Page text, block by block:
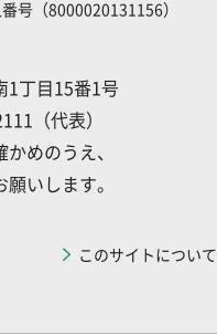
号（8000020131156）
1丁目15番1号
（代表）
めのうえ、
いします。
このサイトについて